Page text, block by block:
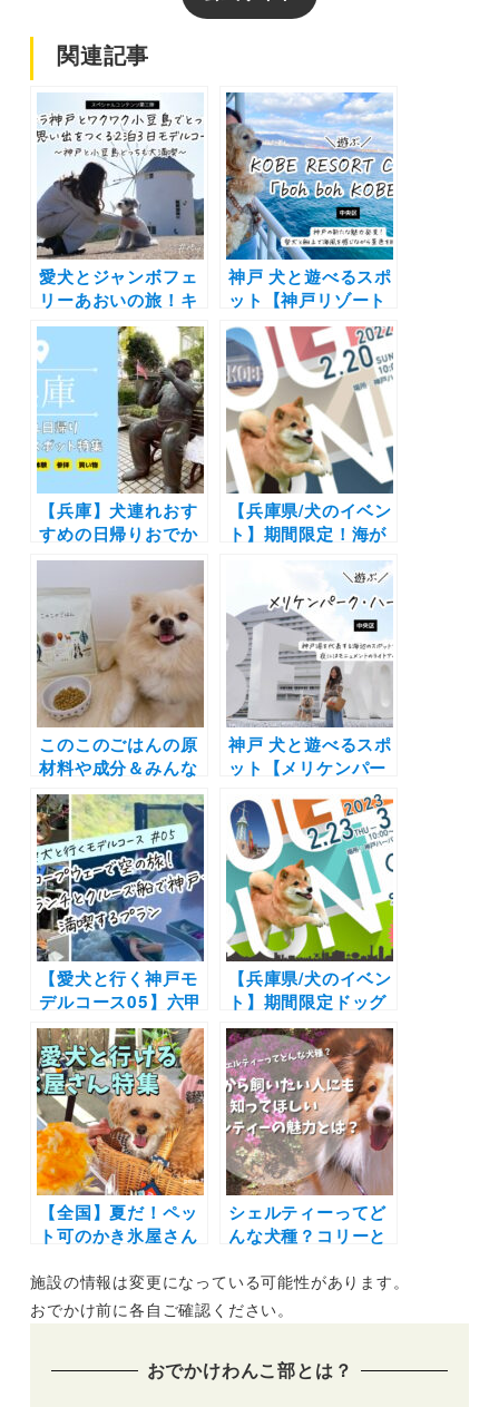
関連記事
愛犬とジャンボフェ
リーあおいの旅！キ
ラキラ神戸とワクワ
ク小豆島の2泊3日モ
デルコース
神戸 犬と遊べるスポ
ット【神戸リゾート
クルーズ「boh boh
KOBE」】大型犬も
OKのドッグフレン
ドリーシップで最高
の思い出を
【兵庫】犬連れおす
すめの日帰りおでか
けスポット特集（実
ぶ・見る・体験・参
拝・買い物をジャン
ル別に紹介♪
【兵庫県/犬のイベン
ト】期間限定！海が
見えるドッグランや
週末はキッチンカー
も | 「ハーバーワン
ダーランド」（神戸
ハーバーランド高浜
岸壁）2/20～4/3開
催
このこのごはんの原
材料や成分＆みんな
の口コミまとめて紹
介！ 涙やけ・体臭・
毛並みの悩みをもつ
飼い主さんに評判の
人気国産ドッグフー
ドを調べてみたよ
神戸 犬と遊べるスポ
ット【メリケンパー
ク】BE KOBEのモ
ニュメントや神戸港
を代表するお散歩ス
ポット
【愛犬と行く神戸モ
デルコース05】六甲
有馬ロープウェー/有
馬温泉街～六甲山サ
イレンスリゾート 空
のダイニング～
bohbohkobe
【兵庫県/犬のイベン
ト】期間限定ドッグ
ランも！愛犬と一緒
に楽しめる体験イベ
ントも同時開催「ハ
ーバーワンダーラン
ド」（神戸ハーバー
ランド高浜岸壁）
2/23～3/26
【全国】夏だ！ペッ
ト可のかき氷屋さん
から超人気カフェま
で | 愛犬と夏を感じ
シェルティーってど
んな犬種？コリーと
らしについてもまと
めてみた！
施設の情報は変更になっている可能性があります。
おでかけ前に各自ご確認ください。
おでかけわんこ部とは？